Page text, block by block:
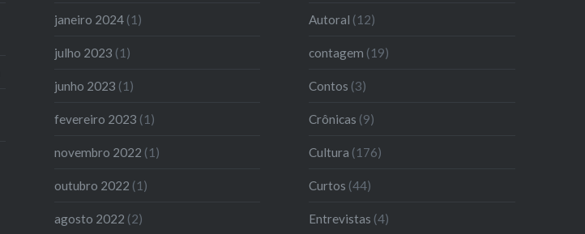
janeiro 2024 (1)
julho 2023 (1)
junho 2023 (1)
fevereiro 2023 (1)
novembro 2022 (1)
outubro 2022 (1)
agosto 2022 (2)
Autoral (12)
contagem (19)
Contos (3)
Crônicas (9)
Cultura (176)
Curtos (44)
Entrevistas (4)